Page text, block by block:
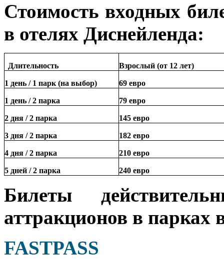
Стоимость входных
в отелях Диснейленда:
Длительность Взрослый (от 12 лет)
1 день / 1 парк (на выбор) 69 евро
1 день / 2 парка 79 евро
2 дня / 2 парка 145 евро
3 дня / 2 парка 182 евро
4 дня / 2 парка 210 евро
5 дней / 2 парка 240 евро
Билеты
аттракционов в парках
FASTPASS